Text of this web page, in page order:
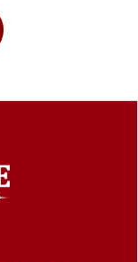
và tinh thần sẻ
chế tác từ các
2 chai phổ